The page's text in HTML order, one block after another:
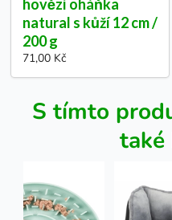
hovězí oháňka
natural s kůží 12 cm /
200 g
71,00 Kč
S tímto
také